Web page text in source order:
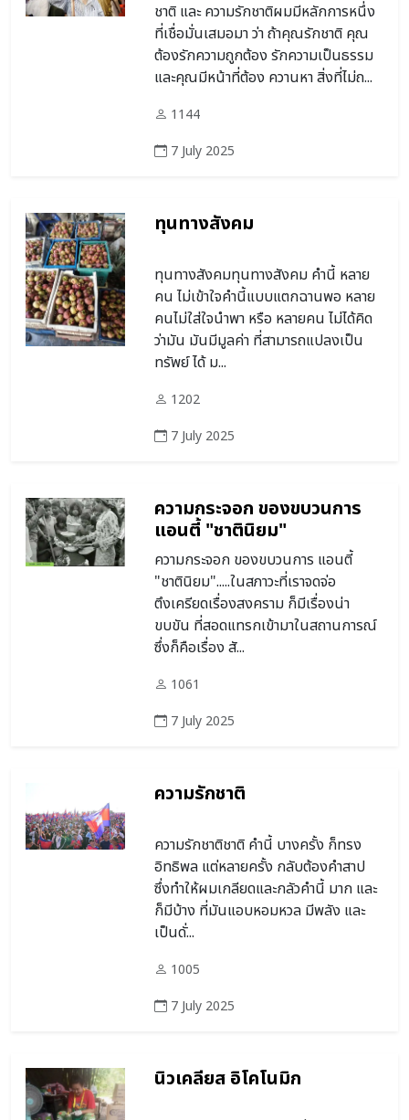
ชาติ และ ความรักชาติผมมีหลักการหนึ่ง
ที่เชื่อมั่นเสมอมา ว่า ถ้าคุณรักชาติ คุณ
ต้องรักความถูกต้อง รักความเป็นธรรม
และคุณมีหน้าที่ต้อง ควานหา สิ่งที่ไม่ถ...
1144
7 July 2025
ทุนทางสังคม
ทุนทางสังคมทุนทางสังคม คำนี้ หลาย
คน ไม่เข้าใจคำนี้แบบแตกฉานพอ หลาย
คนไม่ใส่ใจนำพา หรือ หลายคน ไม่ได้คิด
ว่ามัน มันมีมูลค่า ที่สามารถแปลงเป็น
ทรัพย์ ได้ ม...
1202
7 July 2025
ความกระจอก ของขบวนการ
แอนตี้ "ชาตินิยม"
ความกระจอก ของขบวนการ แอนตี้
"ชาตินิยม".....ในสภาวะที่เราจดจ่อ
ตึงเครียดเรื่องสงคราม ก็มีเรื่องน่า
ขบขัน ที่สอดแทรกเข้ามาในสถานการณ์
ซึ่งก็คือเรื่อง สั...
1061
7 July 2025
ความรักชาติ
ความรักชาติชาติ คำนี้ บางครั้ง ก็ทรง
อิทธิพล แต่หลายครั้ง กลับต้องคำสาป
ซึ่งทำให้ผมเกลียดและกลัวคำนี้ มาก และ
ก็มีบ้าง ที่มันแอบหอมหวล มีพลัง และ
เป็นดั่...
1005
7 July 2025
นิวเคลียส อิโคโนมิก